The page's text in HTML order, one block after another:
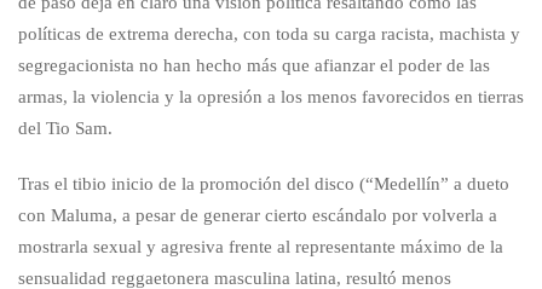
políticas de extrema derecha, con toda su carga racista, machista y
segregacionista no han hecho más que afianzar el poder de las
armas, la violencia y la opresión a los menos favorecidos en tierras
del Tio Sam.
Tras el tibio inicio de la promoción del disco (“Medellín” a dueto
con Maluma, a pesar de generar cierto escándalo por volverla a
mostrarla sexual y agresiva frente al representante máximo de la
sensualidad reggaetonera masculina latina, resultó menos